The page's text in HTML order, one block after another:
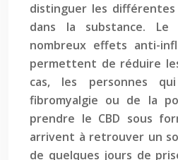
distinguer les différentes
dans la substance. Le
nombreux effets anti-
permettent de réduire
cas, les personnes
fibromyalgie ou de la
prendre le CBD sous
arrivent à retrouver un
de quelques jours de